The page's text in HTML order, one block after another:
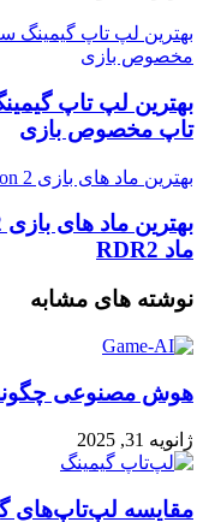
مخصوص بازی
تاپ مخصوص بازی
بهترین ماد های بازی Red Dead Redemption 2 - دانلود ماد RDR2
ماد RDR2
نوشته های مشابه
هوش مصنوعی چگونه
ژانویه 31, 2025